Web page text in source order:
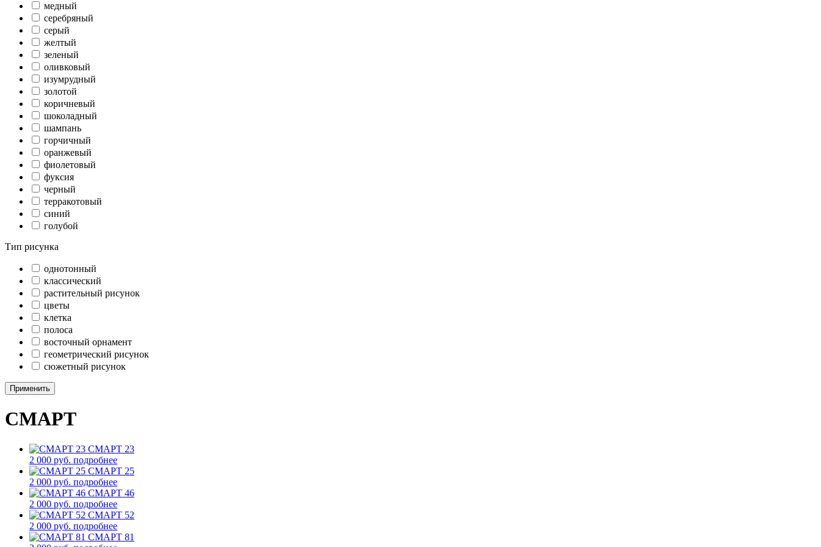
медный
серебряный
серый
желтый
зеленый
оливковый
изумрудный
золотой
коричневый
шоколадный
шампань
горчичный
оранжевый
фиолетовый
фуксия
черный
терракотовый
синий
голубой
Тип рисунка
однотонный
классический
растительный рисунок
цветы
клетка
полоса
восточный орнамент
геометрический рисунок
сюжетный рисунок
Применить
СМАРТ
СМАРТ 23
2 000 руб. подробнее
СМАРТ 25
2 000 руб. подробнее
СМАРТ 46
2 000 руб. подробнее
СМАРТ 52
2 000 руб. подробнее
СМАРТ 81